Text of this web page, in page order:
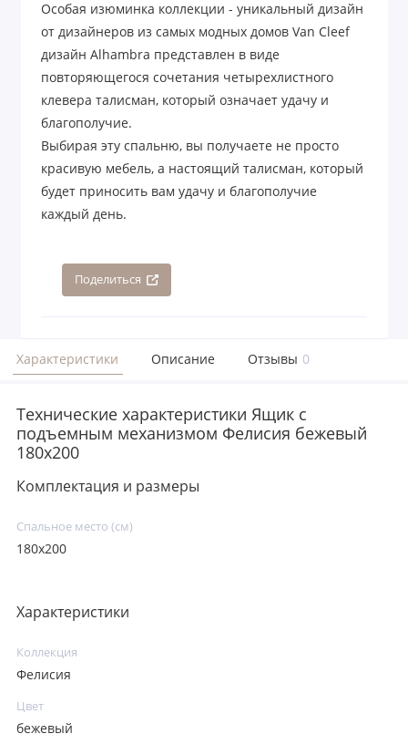
Особая изюминка коллекции - уникальный дизайн
от дизайнеров из самых модных домов Van Cleef
дизайн Alhambra представлен в виде
повторяющегося сочетания четырехлистного
клевера талисман, который означает удачу и
благополучие.
Выбирая эту спальню, вы получаете не просто
красивую мебель, а настоящий талисман, который
будет приносить вам удачу и благополучие
каждый день.
Поделиться
Характеристики Описание Отзывы 0
Технические характеристики Ящик с
подъемным механизмом Фелисия бежевый
180х200
Комплектация и размеры
Спальное место (см)
180х200
Характеристики
Коллекция
Фелисия
Цвет
бежевый